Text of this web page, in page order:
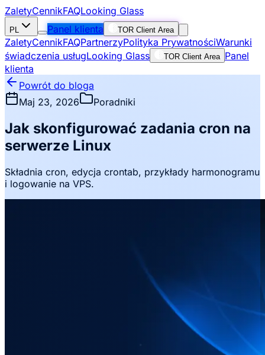
ZaletyCennikFAQLooking Glass
PL Panel klienta TOR Client Area
ZaletyCennikFAQPartnerzyPolityka PrywatnościWarunki
świadczenia usługLooking Glass TOR Client Area Panel
klienta
Powrót do bloga
Maj 23, 2026
Poradniki
Jak skonfigurować zadania cron na
serwerze Linux
Składnia cron, edycja crontab, przykłady harmonogramu
i logowanie na VPS.